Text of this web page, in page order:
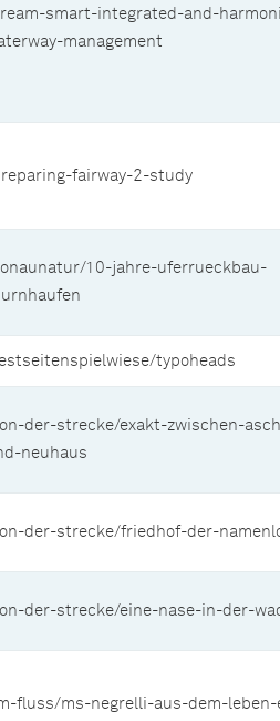
smart-integrated-and-
management
fairway-2-study
10-jahre-uferrueckbau-
typoheads
der-strecke/exakt-zwischen-
neuhaus
der-strecke/friedhof-der-
der-strecke/eine-nase-in-der-
fluss/ms-negrelli-aus-dem-leben-